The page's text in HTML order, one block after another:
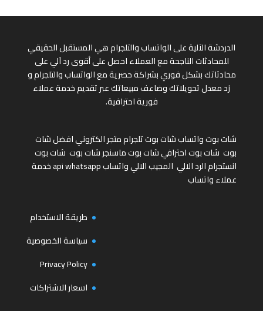
الدردشة الآلية على الواتساب والتلجرام هي المستقبل الحقيقي
للمحادثات الناجحة مع العملاء احصل على أقوى رد آلي على
محادثاتك بشكل فوري بشراكة حصرية مع الواتساب والتلجرام و
زد معدل تحويلاتك وضاعف مبيعاتك عبر تقديم خدمة عملاء
فورية احترافية.
شات بوت واتسابشات بوت تلجراممتجر الكترونيافضل شات
بوت شات بوت احترافيشات بوت ماسنجرشات بوت شات بوت
انستجرامالرد الالي المجيب الالي واتسابapi whatsappخدمة
عملاء واتساب
طريقة الاستخدام
سياسة الخصوصية
Privacy Policy
اسعار الاشتراكات